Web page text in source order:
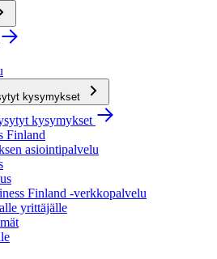
kysymykset
kysymykset
Finland
asiointipalvelu
Finland -verkkopalvelu
yrittäjälle